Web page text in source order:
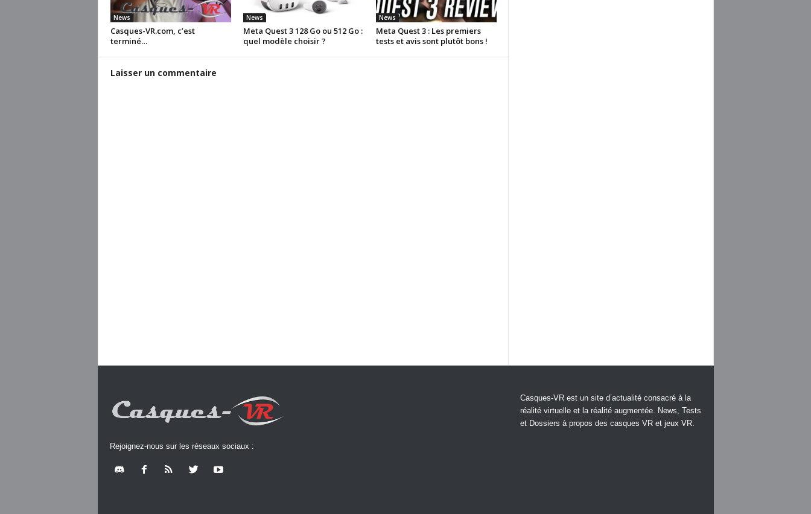
News
Casques-VR.com, c’est
terminé…
News
Meta Quest 3 128 Go ou 512 Go :
quel modèle choisir ?
News
Meta Quest 3 : Les premiers
tests et avis sont plutôt bons !
Laisser un commentaire
Rejoignez-nous sur les réseaux sociaux :
Casques-VR est un site d’actualité consacré à la
réalité virtuelle et la réalité augmentée. News, Tests
et Dossiers à propos des casques VR et jeux VR.